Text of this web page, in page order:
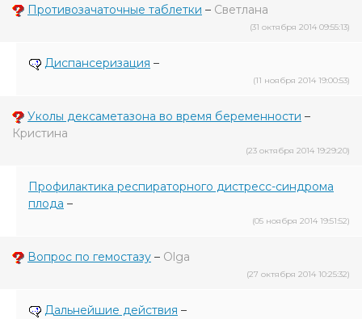
Противозачаточные таблетки – Светлана
(31 октября 2014 09:55:13)
Диспансеризация –
(11 ноября 2014 19:00:53)
Уколы дексаметазона во время беременности –
Кристина
(23 октября 2014 19:29:20)
Профилактика респираторного дистресс-синдрома
плода –
(05 ноября 2014 19:51:52)
Вопрос по гемостазу – Olga
(27 октября 2014 10:25:32)
Дальнейшие действия –